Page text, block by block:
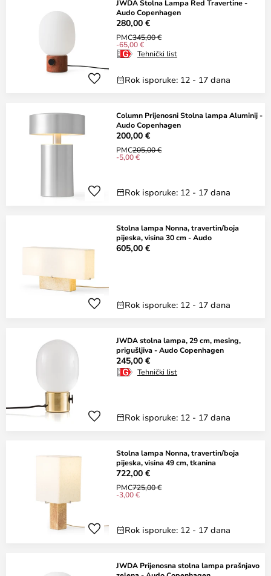
JWDA Stolna Lampa Red Travertine -
Audo Copenhagen
280,00 €
PMC345,00 €
-65,00 €
Tehnički list
Rok isporuke: 12 - 17 dana
Column Prijenosni Stolna lampa Aluminij -
Audo Copenhagen
200,00 €
PMC205,00 €
-5,00 €
Rok isporuke: 12 - 17 dana
Stolna lampa Nonna, travertin/boja
pijeska, visina 30 cm - Audo
605,00 €
Rok isporuke: 12 - 17 dana
JWDA stolna lampa, 29 cm, mesing,
prigušljiva - Audo Copenhagen
245,00 €
Tehnički list
Rok isporuke: 12 - 17 dana
Stolna lampa Nonna, travertin/boja
pijeska, visina 49 cm, tkanina
722,00 €
PMC725,00 €
-3,00 €
Rok isporuke: 12 - 17 dana
JWDA Prijenosna stolna lampa prašnjavo